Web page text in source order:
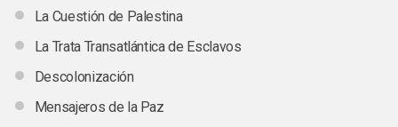
La Cuestión de Palestina
La Trata Transatlántica de Esclavos
Descolonización
Mensajeros de la Paz